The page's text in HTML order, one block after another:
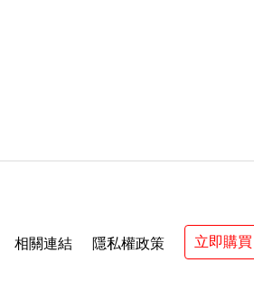
相關連結 隱私權政策 立即購買